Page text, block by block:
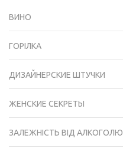
ВИНО
ГОРІЛКА
ДИЗАЙНЕРСКИЕ ШТУЧКИ
ЖЕНСКИЕ СЕКРЕТЫ
ЗАЛЕЖНІСТЬ ВІД АЛКОГОЛЮ